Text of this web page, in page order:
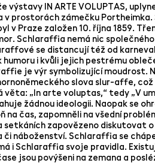
výstavy IN ARTE VOLUPTAS,
v prostorách zámečku
v Praze založen 10. října 1859.
Schlaraffia nemá nic
se distancují též od
humoru i kvůli jejich pestrému
je výr symbolizující moudrost.
slova slur-affe,
věta: „In arte voluptas,“ tedy „V
žádnou ideologii. Naopak se
na čas, zapomněli na všední
setkáních zapovězeno diskutovat
náboženství. Schlaraffia se
i Schlaraffia svoje pravidla.
jsou povýšeni na zemana a